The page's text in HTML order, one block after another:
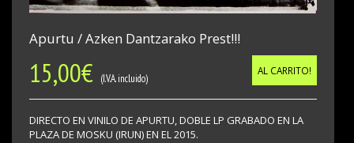
Apurtu / Azken Dantzarako Prest!!!
15,00€ (I.V.A. incluido)
AL CARRITO!
DIRECTO EN VINILO DE APURTU, DOBLE LP GRABADO EN LA
PLAZA DE MOSKU (IRUN) EN EL 2015.